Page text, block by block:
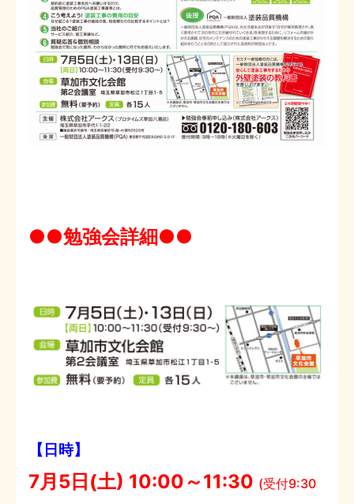
●●勉強会詳細●●
【日時】
7月5日(土) 10:00～11:30 (受付9:30